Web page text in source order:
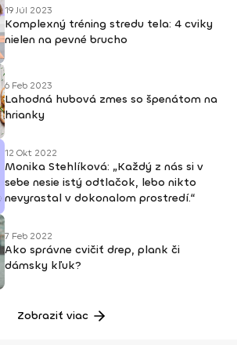
19 Júl 2023
Komplexný tréning stredu tela: 4 cviky
nielen na pevné brucho
6 Feb 2023
Lahodná hubová zmes so špenátom na
hrianky
12 Okt 2022
Monika Stehlíková: „Každý z nás si v
sebe nesie istý odtlačok, lebo nikto
nevyrastal v dokonalom prostredí.“
7 Feb 2022
Ako správne cvičiť drep, plank či
dámsky kľuk?
Zobraziť viac